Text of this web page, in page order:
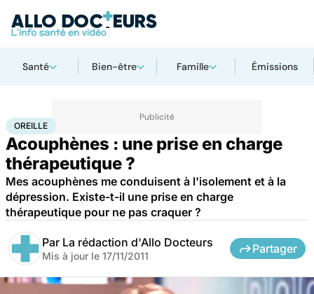
Santé Bien-être Famille Émissions
Accueil Bien-être
OREILLE
Acouphènes : une prise en charge
thérapeutique ?
Mes acouphènes me conduisent à l'isolement et à la
dépression. Existe-t-il une prise en charge
thérapeutique pour ne pas craquer ?
Par La rédaction d'Allo Docteurs
Mis à jour le 17/11/2011
Partager